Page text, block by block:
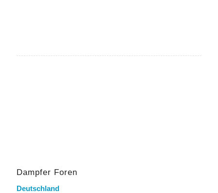
Dampfer Foren
Deutschland